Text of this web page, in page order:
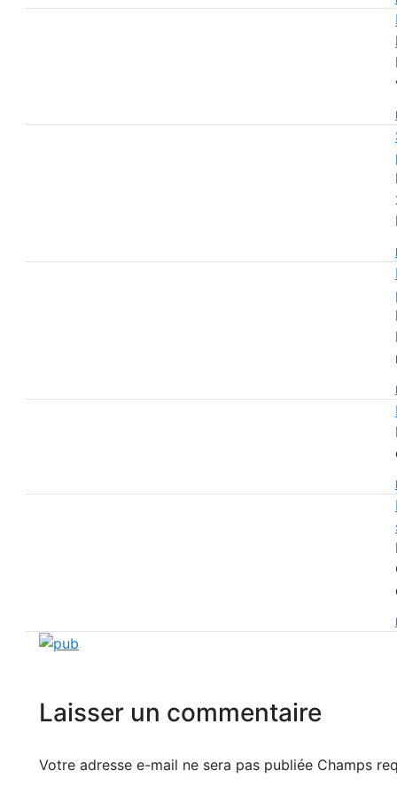
Laisser un commentaire
Votre adresse e-mail ne sera pas publiée Champs